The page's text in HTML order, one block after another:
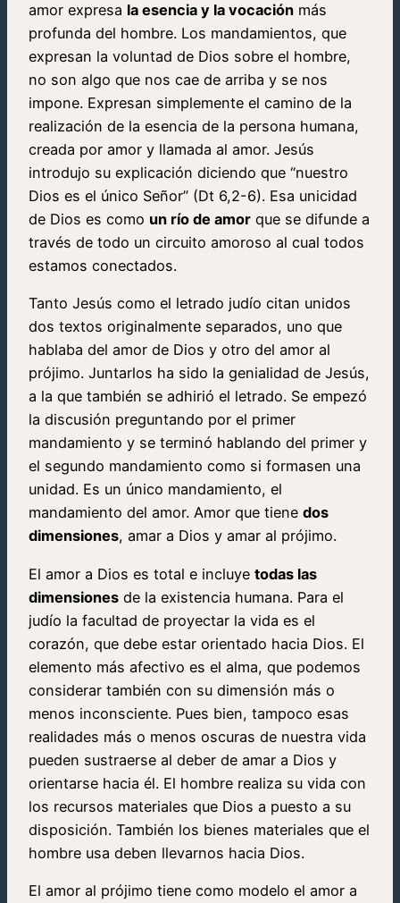
amor expresa la esencia y la vocación más
profunda del hombre. Los mandamientos, que
expresan la voluntad de Dios sobre el hombre,
no son algo que nos cae de arriba y se nos
impone. Expresan simplemente el camino de la
realización de la esencia de la persona humana,
creada por amor y llamada al amor. Jesús
introdujo su explicación diciendo que “nuestro
Dios es el único Señor” (Dt 6,2-6). Esa unicidad
de Dios es como un río de amor que se difunde a
través de todo un circuito amoroso al cual todos
estamos conectados.
Tanto Jesús como el letrado judío citan unidos
dos textos originalmente separados, uno que
hablaba del amor de Dios y otro del amor al
prójimo. Juntarlos ha sido la genialidad de Jesús,
a la que también se adhirió el letrado. Se empezó
la discusión preguntando por el primer
mandamiento y se terminó hablando del primer y
el segundo mandamiento como si formasen una
unidad. Es un único mandamiento, el
mandamiento del amor. Amor que tiene dos
dimensiones, amar a Dios y amar al prójimo.
El amor a Dios es total e incluye todas las
dimensiones de la existencia humana. Para el
judío la facultad de proyectar la vida es el
corazón, que debe estar orientado hacia Dios. El
elemento más afectivo es el alma, que podemos
considerar también con su dimensión más o
menos inconsciente. Pues bien, tampoco esas
realidades más o menos oscuras de nuestra vida
pueden sustraerse al deber de amar a Dios y
orientarse hacia él. El hombre realiza su vida con
los recursos materiales que Dios a puesto a su
disposición. También los bienes materiales que el
hombre usa deben llevarnos hacia Dios.
El amor al prójimo tiene como modelo el amor a